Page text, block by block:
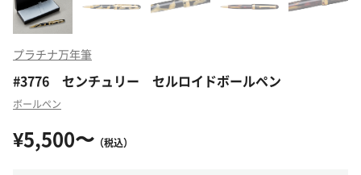
プラチナ万年筆
#3776 センチュリー セルロイドボールペン
ボールペン
¥5,500〜 （税込）